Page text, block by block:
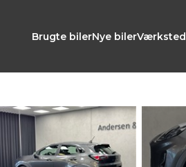
Brugte bilerNye bilerVærksted